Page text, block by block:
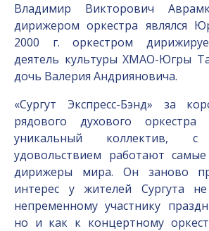
Владимир Викторович
дирижером оркестра являлся
2000 г. оркестром
деятель культуры ХМАО-Югры
дочь Валерия Андрияновича.
«Сургут Экспресс-Бэнд» за
рядового духового оркестра
уникальный коллектив,
удовольствием работают
дирижеры мира. Он заново
интерес у жителей Сургута
непременному участнику
но и как к концертному